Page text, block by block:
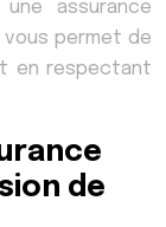
assurance
vous permet de
en respectant
de